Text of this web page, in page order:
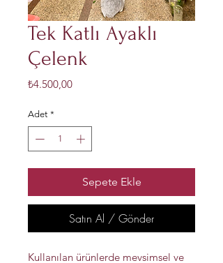
Tek Katlı Ayaklı
Çelenk
₺4.500,00Fiyat
Adet *
Sepete Ekle
Satın Al / Gönder
Kullanılan ürünlerde mevsimsel ve